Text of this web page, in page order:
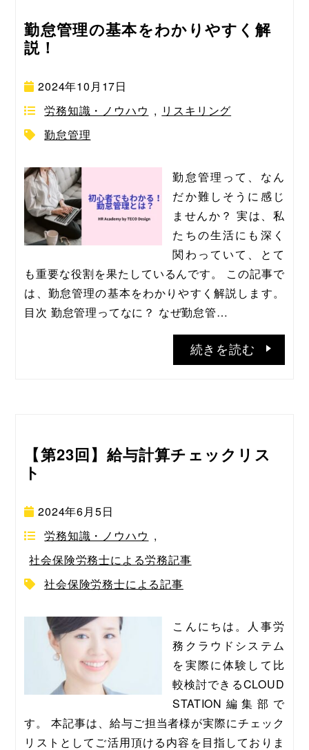
勤怠管理の基本をわかりやすく解
説！
2024年10月17日
労務知識・ノウハウ , リスキリング
勤怠管理
勤怠管理って、なん
だか難しそうに感じ
ませんか？ 実は、私
たちの生活にも深く
関わっていて、とて
も重要な役割を果たしているんです。 この記事で
は、勤怠管理の基本をわかりやすく解説します。
目次 勤怠管理ってなに？ なぜ勤怠管…
続きを読む
【第23回】給与計算チェックリス
ト
2024年6月5日
労務知識・ノウハウ ,
社会保険労務士による労務記事
社会保険労務士による記事
こんにちは。人事労
務クラウドシステム
を実際に体験して比
較検討できるCLOUD
STATION編集部で
す。 本記事は、給与ご担当者様が実際にチェック
リストとしてご活用頂ける内容を目指しておりま